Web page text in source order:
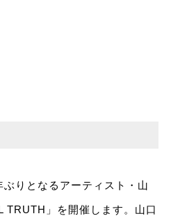
りとなるアーティスト・山
TRUTH」を開催します。山口